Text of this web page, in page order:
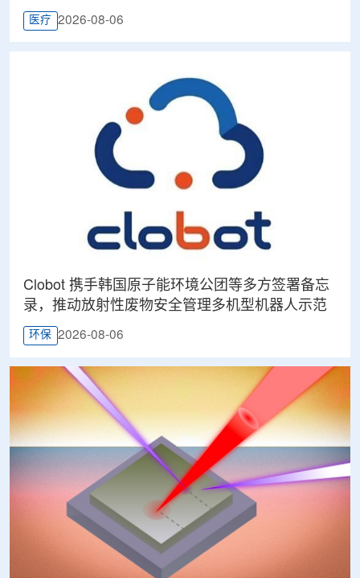
医疗 2026-08-06
Clobot 携手韩国原子能环境公团等多方签署备忘
录，推动放射性废物安全管理多机型机器人示范
环保 2026-08-06